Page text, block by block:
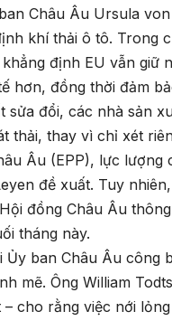
Châu Âu Ursula
khí thải ô tô. Trong
định EU vẫn giữ
hơn, đồng thời đảm
sửa đổi, các nhà sản
thải, thay vì chỉ xét
Âu (EPP), lực
đề xuất. Tuy
đồng Châu Âu
tháng này.
Ủy ban Châu Âu công
mẽ. Ông William
– cho rằng việc nới